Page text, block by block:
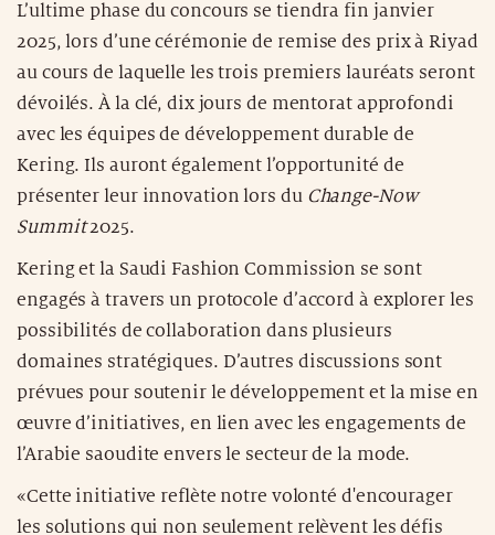
L’ultime phase du concours se tiendra fin janvier
2025, lors d’une cérémonie de remise des prix à Riyad
au cours de laquelle les trois premiers lauréats seront
dévoilés. À la clé, dix jours de mentorat approfondi
avec les équipes de développement durable de
Kering. Ils auront également l’opportunité de
présenter leur innovation lors du Change-Now
Summit2025.
Kering et la Saudi Fashion Commission se sont
engagés à travers un protocole d’accord à explorer les
possibilités de collaboration dans plusieurs
domaines stratégiques. D’autres discussions sont
prévues pour soutenir le développement et la mise en
œuvre d’initiatives, en lien avec les engagements de
l’Arabie saoudite envers le secteur de la mode.
«Cette initiative reflète notre volonté d'encourager
les solutions qui non seulement relèvent les défis